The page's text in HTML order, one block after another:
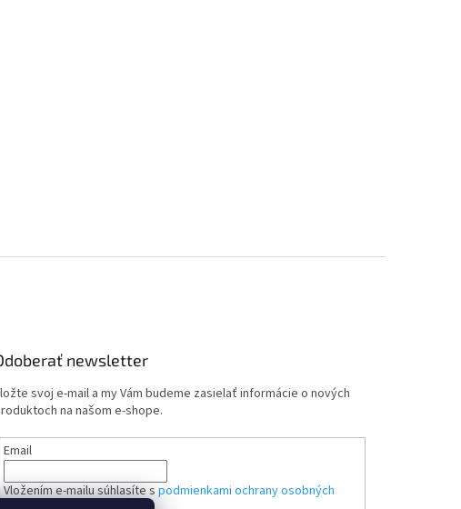
newsletter
svoj e-mail a my Vám budeme zasielať informácie o nových
na našom e-shope.
Email
Vložením e-mailu súhlasíte spodmienkami ochrany osobných